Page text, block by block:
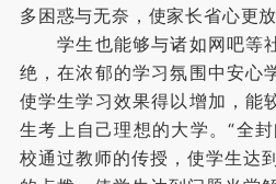
多困惑与无奈，使家长省心更放
学生也能够与诸如网吧等
绝，在浓郁的学习氛围中安心
使学生学习效果得以增加，能
生考上自己理想的大学。“全
校通过教师的传授，使学生达